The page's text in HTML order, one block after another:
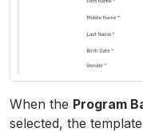
When the Program
selected, the